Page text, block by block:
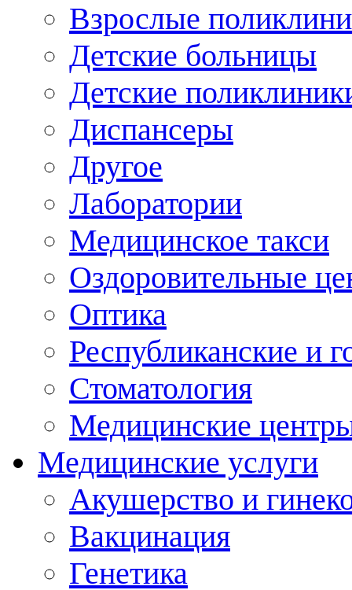
Взрослые
Детские больницы
Детские
Диспансеры
Другое
Лаборатории
Медицинское такси
Оздоровительные
Оптика
Республиканские и
Стоматология
Медицинские
Медицинские услуги
Акушерство и
Вакцинация
Генетика